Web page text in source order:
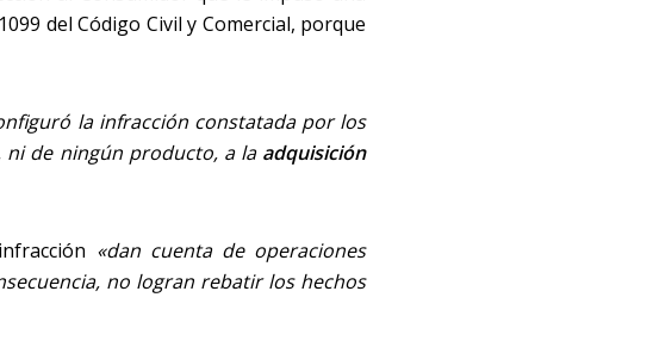
del Código Civil y Comercial, porque
la infracción constatada por los
ni de ningún producto, a la adquisición
«dan cuenta de operaciones
no logran rebatir los hechos